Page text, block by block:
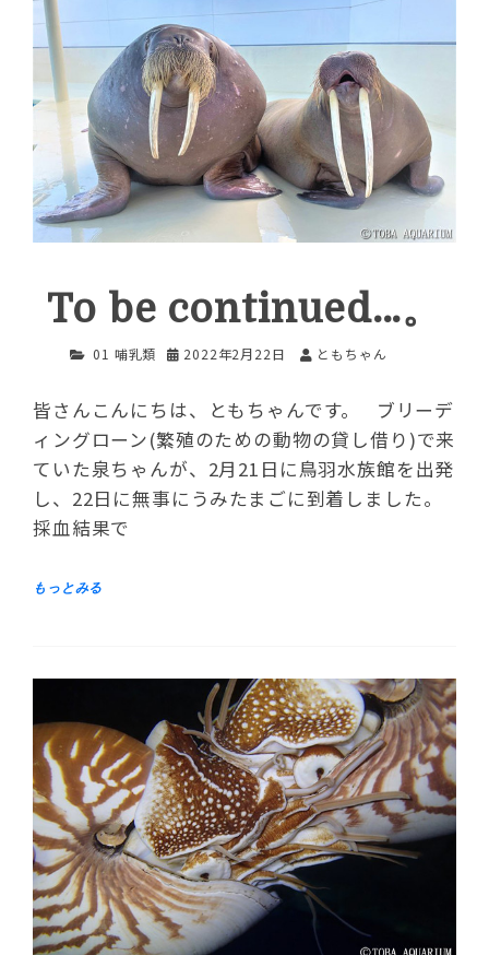
To be continued…。
01 哺乳類 2022年2月22日 ともちゃん
皆さんこんにちは、ともちゃんです。 ブリーデ
ィングローン(繁殖のための動物の貸し借り)で来
ていた泉ちゃんが、2月21日に鳥羽水族館を出発
し、22日に無事にうみたまごに到着しました。
採血結果で